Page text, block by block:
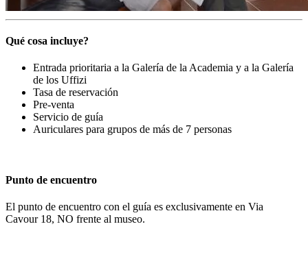
Qué cosa incluye?
Entrada prioritaria a la Galería de la Academia y a la Galería
de los Uffizi
Tasa de reservación
Pre-venta
Servicio de guía
Auriculares para grupos de más de 7 personas
Punto de encuentro
El punto de encuentro con el guía es exclusivamente en Via
Cavour 18, NO frente al museo.